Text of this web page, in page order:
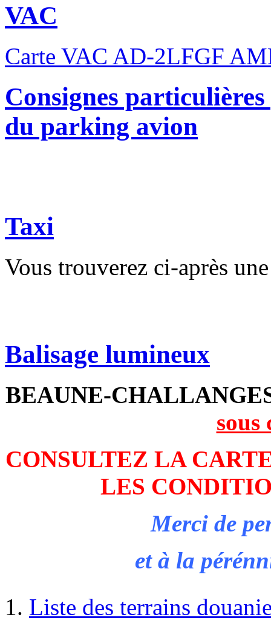
VAC
Carte VAC AD-2LFGF
Consignes
du parking avion
Taxi
Vous trouverez ci-après
Balisage lumineux
BEAUNE-
sous
CONSULTEZ LA
LES
Merci de
et à la
Liste des terrains